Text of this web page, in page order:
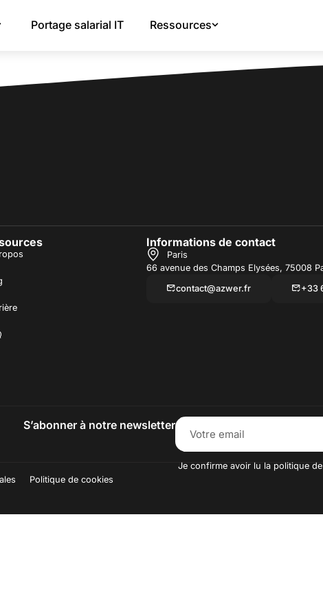
Portage salarial IT Ressources
Informations de contact
Paris
66 avenue des Champs Elysées, 75008
contact@azwer.fr
+33
S’abonner à notre newsletter
Je confirme avoir lu la politique
Politique de cookies